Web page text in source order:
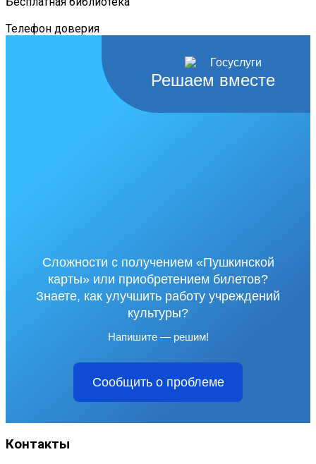
Телефон доверия
Решаем вместе
Сложности с получением «Пушкинской
карты» или приобретением билетов?
Знаете, как улучшить работу учреждений
культуры?
Напишите — решим!
Сообщить о проблеме
Контакты